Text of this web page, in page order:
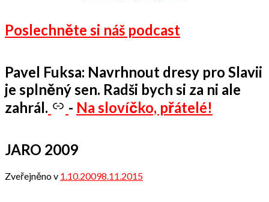
Poslechněte si náš podcast
Pavel Fuksa: Navrhnout dresy pro Slavii
je splněný sen. Radši bych si za ni ale
zahrál.
- Na slovíčko, přátelé!
JARO 2009
Zveřejněno v 1.10.20098.11.2015